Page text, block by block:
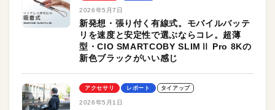
2026年5月7日
新発想・張り付く有線式。モバイルバッテ
リを速度と安定性で選ぶならコレ。超薄
型・CIO SMARTCOBY SLIMⅡ Pro 8Kの
新色ブラックがいい感じ
アクセサリ レポート タイアップ
2026年5月1日